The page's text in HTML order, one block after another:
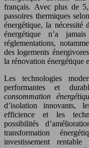
français. Avec plus de
passoires thermiques
énergétique, la nécessité
énergétique n’a
réglementations,
des logements
la rénovation énergétique
Les technologies
performantes et
consommation
d’isolation innovants,
efficience et les
possibilités
transformation
investissement